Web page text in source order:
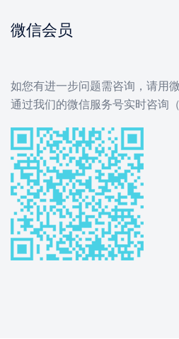
微信会员
如您有进一步问题需咨询，请用
通过我们的微信服务号实时咨询